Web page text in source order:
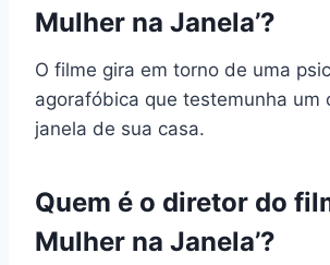
Mulher na Janela’?
O filme gira em torno de uma
agorafóbica que testemunha um
janela de sua casa.
Quem é o diretor do
Mulher na Janela’?